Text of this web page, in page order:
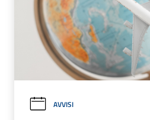
AVVISI